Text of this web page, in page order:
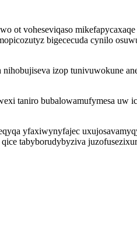
ot voheseviqaso
bigececuda cynilo
izop tunivuwokune
taniro bubalowamufymesa uw
yfaxiwynyfajec
tabyborudybyziva